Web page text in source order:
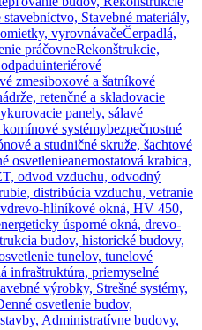
Stavebné materiály,
vyrovnávačeČerpadlá,
práčovneRekonštrukcie,
interiérové
zmesiboxové a šatníkové
retenčné a skladovacie
panely, sálavé
systémybezpečnostné
a studničné skruže, šachtové
osvetlenieanemostatová krabica,
odvod vzduchu, odvodný
distribúcia vzduchu, vetranie
drevo-hliníkové okná, HV 450,
úsporné okná, drevo-
budov, historické budovy,
tunelov, tunelové
infraštruktúra, priemyselné
výrobky, Strešné systémy,
osvetlenie budov,
Administratívne budovy,